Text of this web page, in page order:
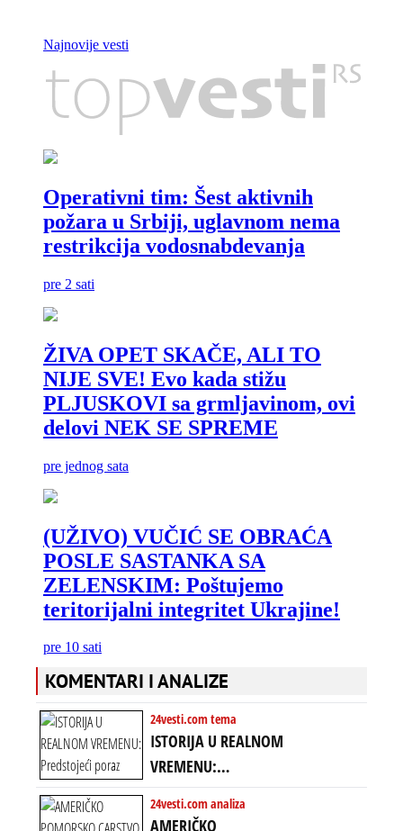
KOMENTARI I ANALIZE
24vesti.com tema
ISTORIJA U REALNOM
VREMENU:
Predstojeći poraz
Amerike u Iranu
24vesti.com analiza
AMERIČKO